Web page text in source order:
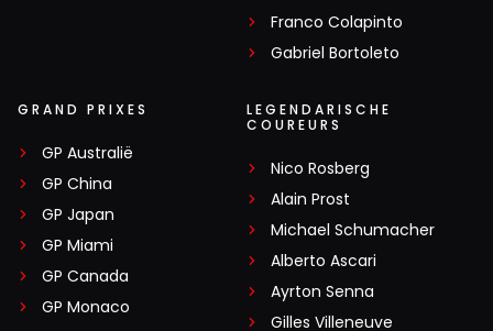
Franco Colapinto
Gabriel Bortoleto
GRAND PRIXES
GP Australië
GP China
GP Japan
GP Miami
GP Canada
GP Monaco
LEGENDARISCHE
COUREURS
Nico Rosberg
Alain Prost
Michael Schumacher
Alberto Ascari
Ayrton Senna
Gilles Villeneuve